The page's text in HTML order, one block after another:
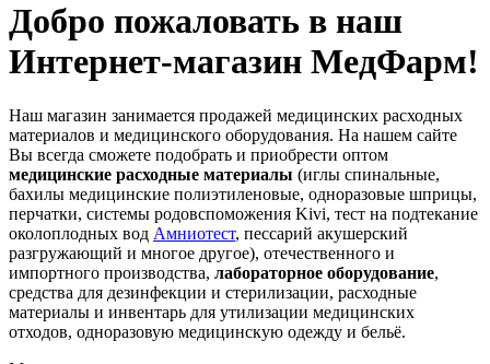
Добро пожаловать в наш
Интернет-магазин МедФарм!
Наш магазин занимается продажей медицинских расходных
материалов и медицинского оборудования. На нашем сайте
Вы всегда сможете подобрать и приобрести оптом
медицинские расходные материалы (иглы спинальные,
бахилы медицинские полиэтиленовые, одноразовые шприцы,
перчатки, системы родовспоможения Kivi, тест на подтекание
околоплодных вод Амниотест, пессарий акушерский
разгружающий и многое другое), отечественного и
импортного производства, лабораторное оборудование,
средства для дезинфекции и стерилизации, расходные
материалы и инвентарь для утилизации медицинских
отходов, одноразовую медицинскую одежду и бельё.